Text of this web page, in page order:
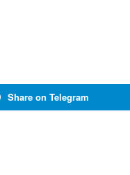
Share on Telegram